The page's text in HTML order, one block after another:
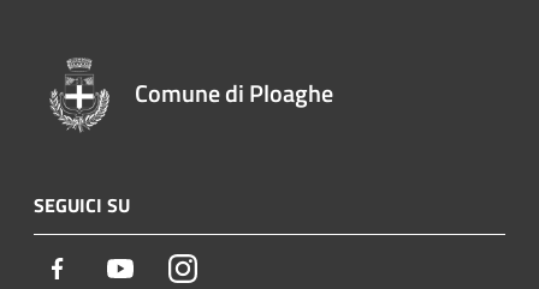
Comune di Ploaghe
SEGUICI SU
Facebook YoutubeInstagram